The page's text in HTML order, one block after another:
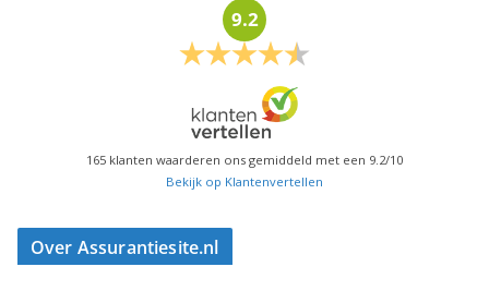
9.2
165 klanten waarderen ons gemiddeld met een 9.2/10
Bekijk op Klantenvertellen
Over Assurantiesite.nl